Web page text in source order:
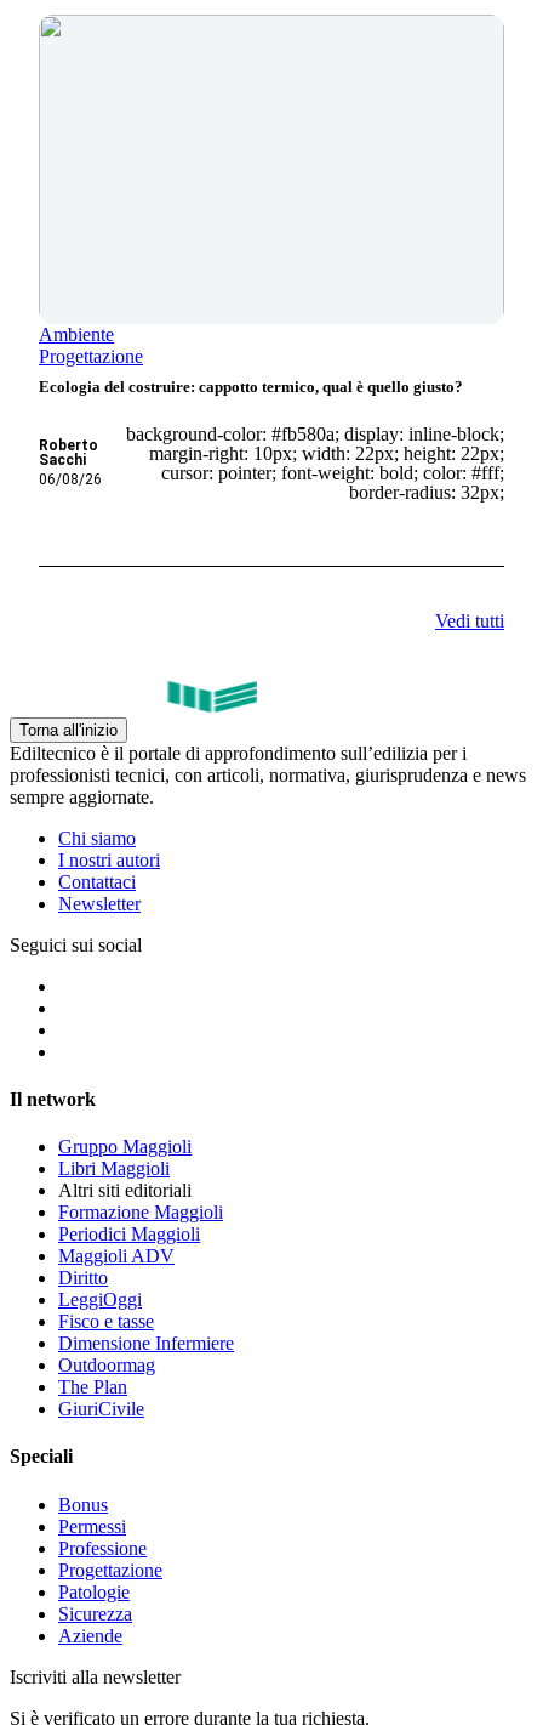
Ambiente
Progettazione
Ecologia del costruire: cappotto termico, qual è quello giusto?
Roberto
Sacchi
06/08/26
background-color: #fb580a; display: inline-block;
margin-right: 10px; width: 22px; height: 22px;
cursor: pointer; font-weight: bold; color: #fff;
border-radius: 32px;
Vedi tutti
Torna all'inizio
Ediltecnico è il portale di approfondimento sull’edilizia per i
professionisti tecnici, con articoli, normativa, giurisprudenza e news
sempre aggiornate.
Chi siamo
I nostri autori
Contattaci
Newsletter
Seguici sui social
Il network
Gruppo Maggioli
Libri Maggioli
Altri siti editoriali
Formazione Maggioli
Periodici Maggioli
Maggioli ADV
Diritto
LeggiOggi
Fisco e tasse
Dimensione Infermiere
Outdoormag
The Plan
GiuriCivile
Speciali
Bonus
Permessi
Professione
Progettazione
Patologie
Sicurezza
Aziende
Iscriviti alla newsletter
Si è verificato un errore durante la tua richiesta.